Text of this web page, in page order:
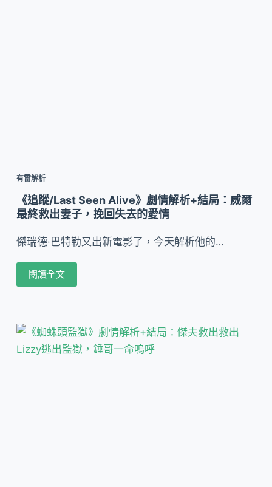
有雷解析
《追蹤/Last Seen Alive》劇情解析+結局：威爾
最終救出妻子，挽回失去的愛情
傑瑞德·巴特勒又出新電影了，今天解析他的…
閱讀全文